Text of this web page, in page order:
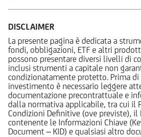
DISCLAIMER
La presente pagina è dedicata a
fondi, obbligazioni, ETF e altri
possono presentare diversi livelli di
inclusi strumenti a capitale non
condizionatamente protetto. Prima
investimento è necessario leggere
documentazione precontrattuale e
dalla normativa applicabile, tra cui il
Condizioni Definitive (ove previste), il
contenente le Informazioni Chiave
Document – KID) e qualsiasi altro